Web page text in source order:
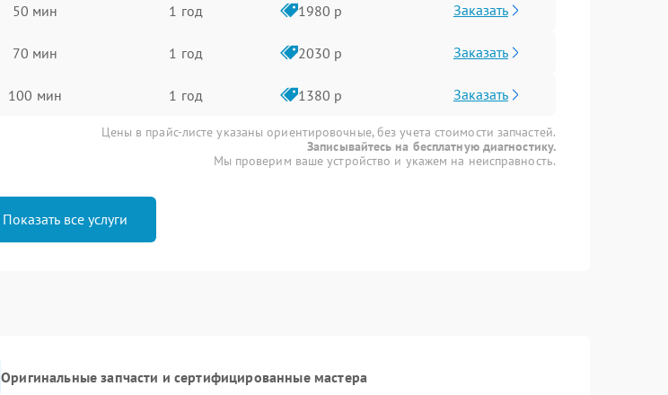
50 мин 1 год 1980 р Заказать
70 мин 1 год 2030 р Заказать
100 мин 1 год 1380 р Заказать
Цены в прайс-листе указаны ориентировочные, без учета стоимости запчастей.
Записывайтесь на бесплатную диагностику.
Мы проверим ваше устройство и укажем на неисправность.
Показать все услуги
Оригинальные запчасти и сертифицированные мастера